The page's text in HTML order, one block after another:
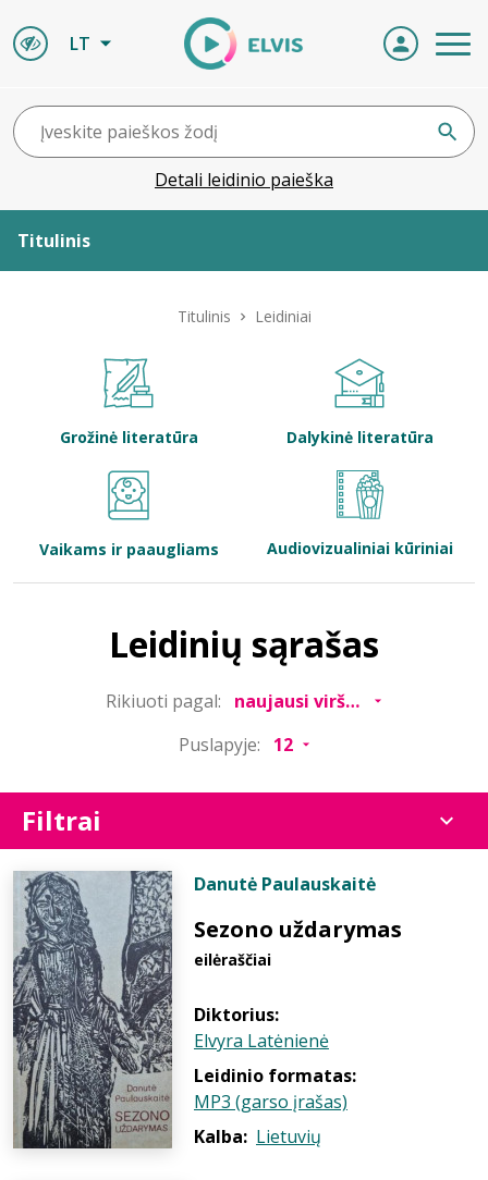
LT
Detali leidinio paieška
Titulinis
Bibliotekoms
Titulinis Leidiniai
Grožinė literatūra Dalykinė literatūra
Vaikams ir paaugliams Audiovizualiniai kūriniai
Leidinių sąrašas
Rikiuoti pagal:
Puslapyje:
Filtrai
Danutė Paulauskaitė
Sezono uždarymas
eilėraščiai
Diktorius:
Elvyra Latėnienė
Leidinio formatas:
MP3 (garso įrašas)
Kalba: Lietuvių